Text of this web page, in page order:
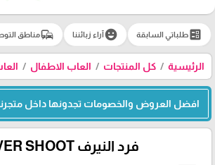
ballotطلباتي السابقة emoji_emotionsآراء زبائننا commuteمناطق
الرئيسية كل المنتجات العاب الاطفال
افضل العروض والخصومات تجدونها داخل
فرد النيرف FEVER SHOOT